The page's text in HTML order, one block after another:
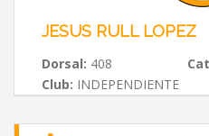
JESUS RULL LOPEZ
Dorsal: 408
Club: INDEPENDIENTE